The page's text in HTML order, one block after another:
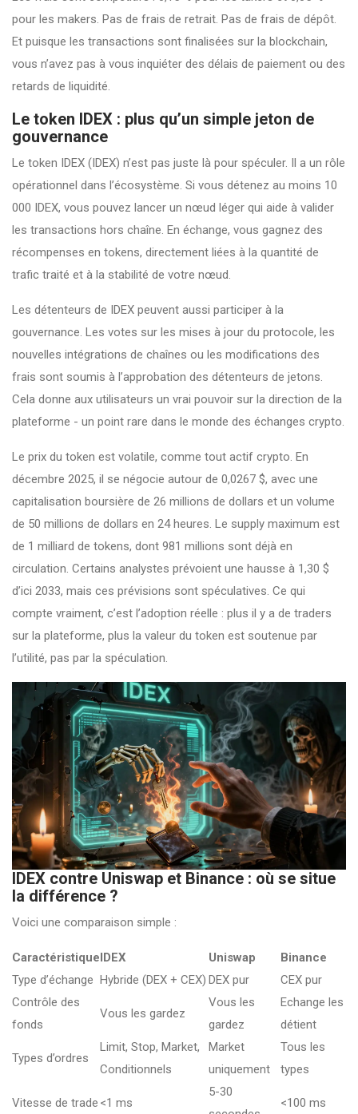
pour les makers. Pas de frais de retrait. Pas de frais de dépôt.
Et puisque les transactions sont finalisées sur la blockchain,
vous n’avez pas à vous inquiéter des délais de paiement ou des
retards de liquidité.
Le token IDEX : plus qu’un simple jeton de
gouvernance
Le token IDEX (IDEX) n’est pas juste là pour spéculer. Il a un rôle
opérationnel dans l’écosystème. Si vous détenez au moins 10
000 IDEX, vous pouvez lancer un nœud léger qui aide à valider
les transactions hors chaîne. En échange, vous gagnez des
récompenses en tokens, directement liées à la quantité de
trafic traité et à la stabilité de votre nœud.
Les détenteurs de IDEX peuvent aussi participer à la
gouvernance. Les votes sur les mises à jour du protocole, les
nouvelles intégrations de chaînes ou les modifications des
frais sont soumis à l’approbation des détenteurs de jetons.
Cela donne aux utilisateurs un vrai pouvoir sur la direction de la
plateforme - un point rare dans le monde des échanges crypto.
Le prix du token est volatile, comme tout actif crypto. En
décembre 2025, il se négocie autour de 0,0267 $, avec une
capitalisation boursière de 26 millions de dollars et un volume
de 50 millions de dollars en 24 heures. Le supply maximum est
de 1 milliard de tokens, dont 981 millions sont déjà en
circulation. Certains analystes prévoient une hausse à 1,30 $
d’ici 2033, mais ces prévisions sont spéculatives. Ce qui
compte vraiment, c’est l’adoption réelle : plus il y a de traders
sur la plateforme, plus la valeur du token est soutenue par
l’utilité, pas par la spéculation.
IDEX contre Uniswap et Binance : où se situe
la différence ?
Voici une comparaison simple :
CaractéristiqueIDEX Uniswap
Binance
Type d’échange Hybride (DEX + CEX) DEX pur
CEX pur
Contrôle des
fonds
Vous les gardez
Vous les
gardez
Echange les
détient
Types d’ordres
Limit, Stop, Market,
Conditionnels
Market
uniquement
Tous les
types
Vitesse de trade <1 ms
5-30
<100 ms